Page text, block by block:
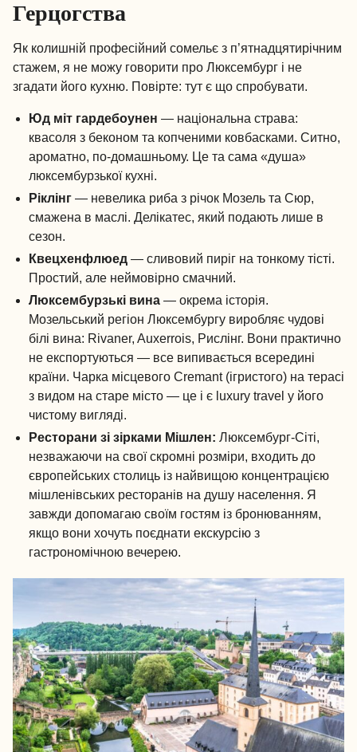
Герцогства
Як колишній професійний сомельє з п’ятнадцятирічним
стажем, я не можу говорити про Люксембург і не
згадати його кухню. Повірте: тут є що спробувати.
Юд міт гардебоунен — національна страва:
квасоля з беконом та копченими ковбасками. Ситно,
ароматно, по-домашньому. Це та сама «душа»
люксембурзької кухні.
Ріклінг — невелика риба з річок Мозель та Сюр,
смажена в маслі. Делікатес, який подають лише в
сезон.
Квецхенфлюед — сливовий пиріг на тонкому тісті.
Простий, але неймовірно смачний.
Люксембурзькі вина — окрема історія.
Мозельський регіон Люксембургу виробляє чудові
білі вина: Rivaner, Auxerrois, Рислінг. Вони практично
не експортуються — все випивається всередині
країни. Чарка місцевого Cremant (ігристого) на терасі
з видом на старе місто — це і є luxury travel у його
чистому вигляді.
Ресторани зі зірками Мішлен: Люксембург-Сіті,
незважаючи на свої скромні розміри, входить до
європейських столиць із найвищою концентрацією
мішленівських ресторанів на душу населення. Я
завжди допомагаю своїм гостям із бронюванням,
якщо вони хочуть поєднати екскурсію з
гастрономічною вечерею.